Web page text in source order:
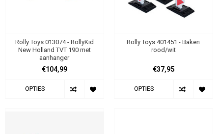
Rolly Toys 013074 - RollyKid
New Holland TVT 190 met
aanhanger
€104,99
OPTIES
Rolly Toys 401451 - Baken
rood/wit
€37,95
OPTIES